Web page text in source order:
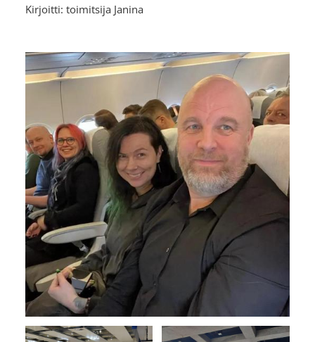
Kirjoitti: toimitsija Janina